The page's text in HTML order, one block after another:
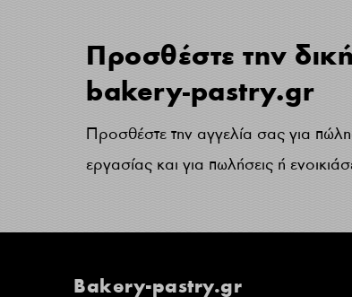
Προσθέστε την
bakery-pastry.gr
Προσθέστε την αγγελία σας για
εργασίας και για πωλήσεις ή
Bakery-pastry.gr